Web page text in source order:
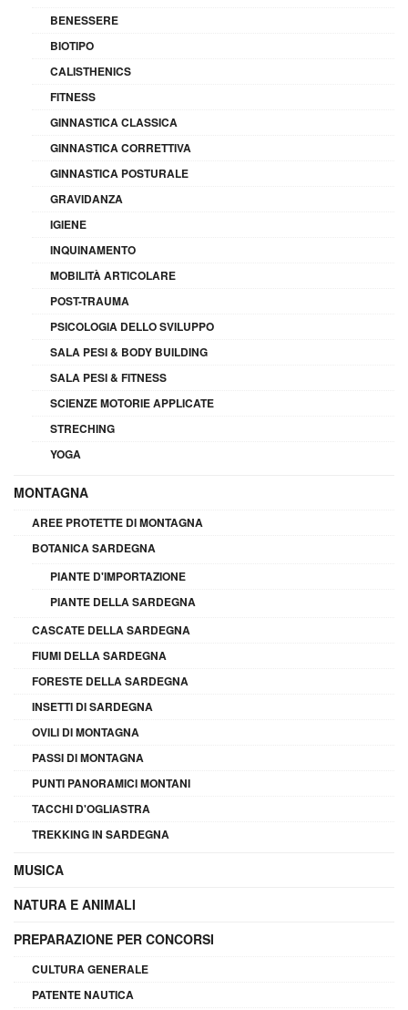
BENESSERE
BIOTIPO
CALISTHENICS
FITNESS
GINNASTICA CLASSICA
GINNASTICA CORRETTIVA
GINNASTICA POSTURALE
GRAVIDANZA
IGIENE
INQUINAMENTO
MOBILITÀ ARTICOLARE
POST-TRAUMA
PSICOLOGIA DELLO SVILUPPO
SALA PESI & BODY BUILDING
SALA PESI & FITNESS
SCIENZE MOTORIE APPLICATE
STRECHING
YOGA
MONTAGNA
AREE PROTETTE DI MONTAGNA
BOTANICA SARDEGNA
PIANTE D'IMPORTAZIONE
PIANTE DELLA SARDEGNA
CASCATE DELLA SARDEGNA
FIUMI DELLA SARDEGNA
FORESTE DELLA SARDEGNA
INSETTI DI SARDEGNA
OVILI DI MONTAGNA
PASSI DI MONTAGNA
PUNTI PANORAMICI MONTANI
TACCHI D'OGLIASTRA
TREKKING IN SARDEGNA
MUSICA
NATURA E ANIMALI
PREPARAZIONE PER CONCORSI
CULTURA GENERALE
PATENTE NAUTICA